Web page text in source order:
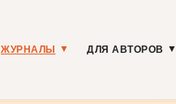
ЖУРНАЛЫ ДЛЯ АВТОРОВ